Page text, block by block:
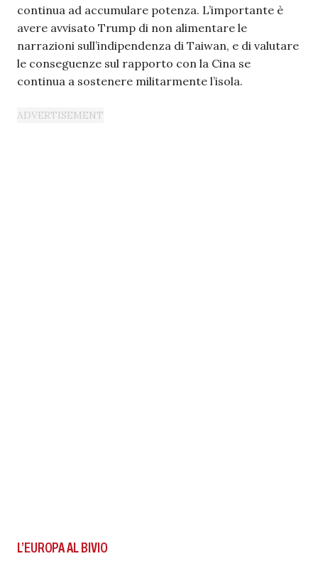
continua ad accumulare potenza. L’importante è
avere avvisato Trump di non alimentare le
narrazioni sull’indipendenza di Taiwan, e di valutare
le conseguenze sul rapporto con la Cina se
continua a sostenere militarmente l’isola.
L’EUROPA AL BIVIO